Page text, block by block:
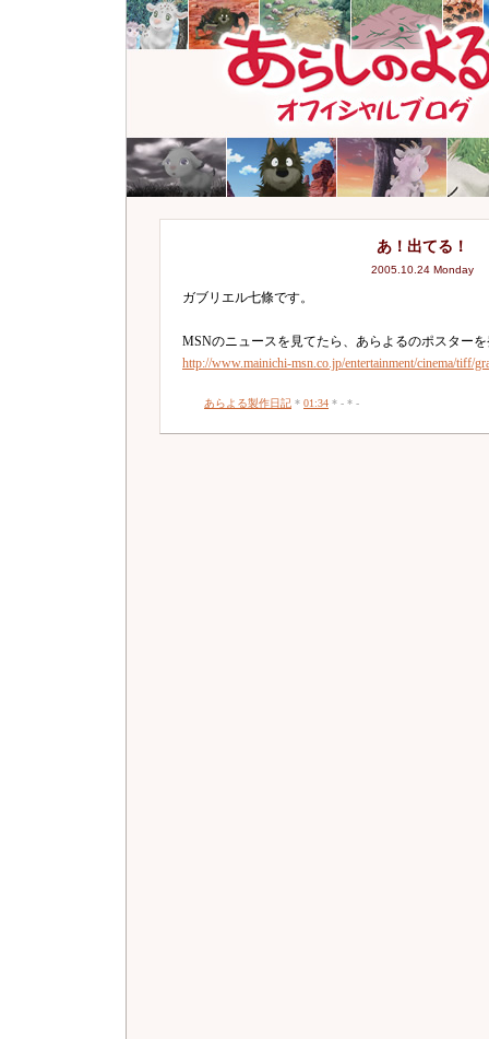
あ！出てる！
2005.10.24 Monday
ガブリエル七條です。
MSNのニュースを見てたら、あらよるのポスター
http://www.mainichi-msn.co.jp/entertainment/cinema/tiff/
あらよる製作日記 * 01:34 * - * -